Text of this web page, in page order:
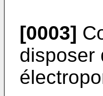
[0003]
disposer